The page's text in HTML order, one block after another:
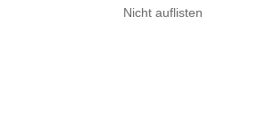
Nicht auflisten